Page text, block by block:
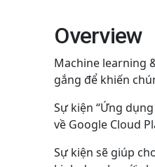
Overview
Machine learning
gắng để khiến
Sự kiện “Ứng
về Google Cloud
Sự kiện sẽ giúp